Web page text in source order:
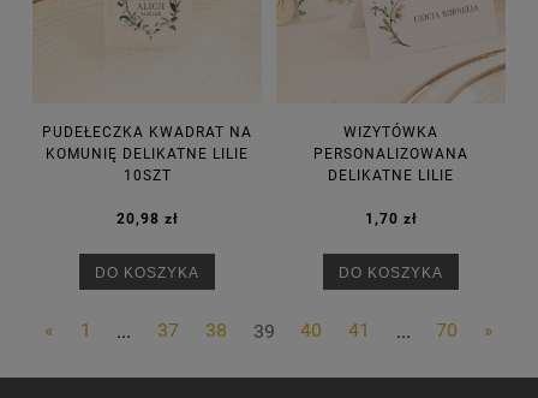
PUDEŁECZKA KWADRAT NA
KOMUNIĘ DELIKATNE LILIE
10SZT
20,98 zł
DO KOSZYKA
WIZYTÓWKA
PERSONALIZOWANA
DELIKATNE LILIE
1,70 zł
DO KOSZYKA
« 1 ... 37 38 39 40 41 ... 70 »